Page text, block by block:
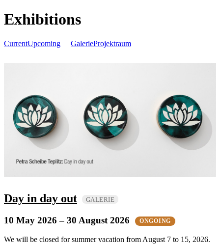
Exhibitions
CurrentUpcoming GalerieProjektraum
Day in day out GALERIE
10 May 2026 – 30 August 2026 ONGOING
We will be closed for summer vacation from August 7 to 15, 2026.